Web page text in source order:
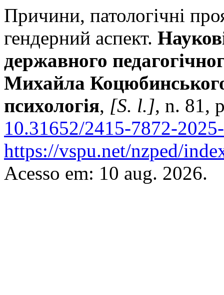
Причини, патологічні
гендерний аспект.
державного
Михайла
психологія, [S. l.], n. 81,
10.31652/2415-7872-
https://vspu.net/nzped/
Acesso em: 10 aug. 2026.